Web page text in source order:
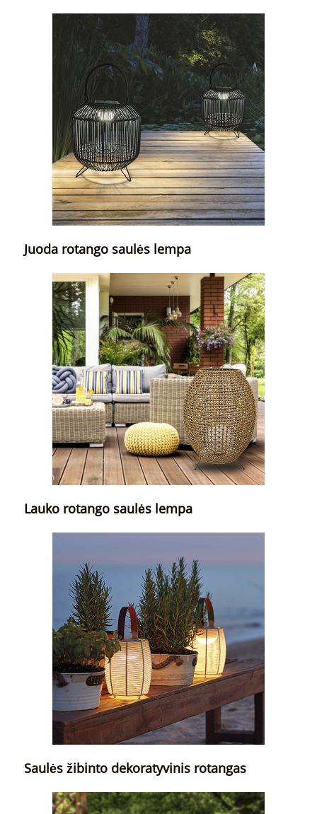
Juoda rotango saulės lempa
Lauko rotango saulės lempa
Saulės žibinto dekoratyvinis rotangas